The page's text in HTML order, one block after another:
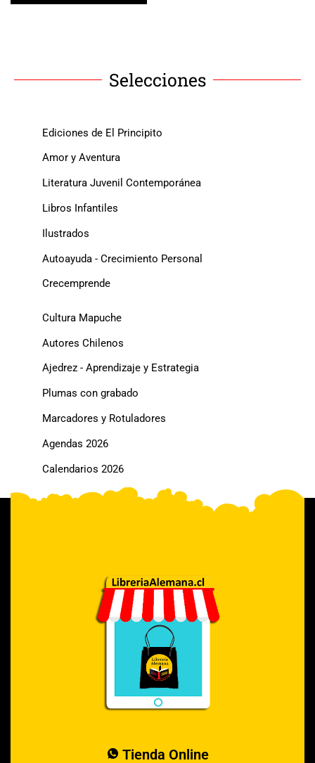
Selecciones
Ediciones de El Principito
Amor y Aventura
Literatura Juvenil Contemporánea
Libros Infantiles
Ilustrados
Autoayuda - Crecimiento Personal
Crecemprende
Cultura Mapuche
Autores Chilenos
Ajedrez - Aprendizaje y Estrategia
Plumas con grabado
Marcadores y Rotuladores
Agendas 2026
Calendarios 2026
Tienda Online